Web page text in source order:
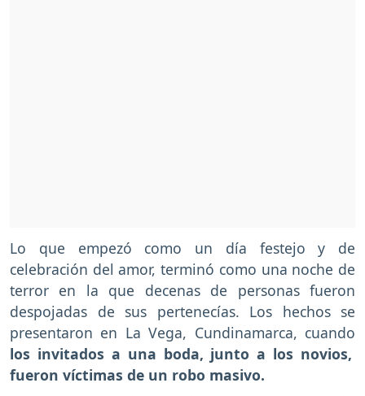
Lo que empezó como un día festejo y de
celebración del amor, terminó como una noche de
terror en la que decenas de personas fueron
despojadas de sus pertenecías. Los hechos se
presentaron en La Vega, Cundinamarca, cuando
los invitados a una boda, junto a los novios,
fueron víctimas de un robo masivo.